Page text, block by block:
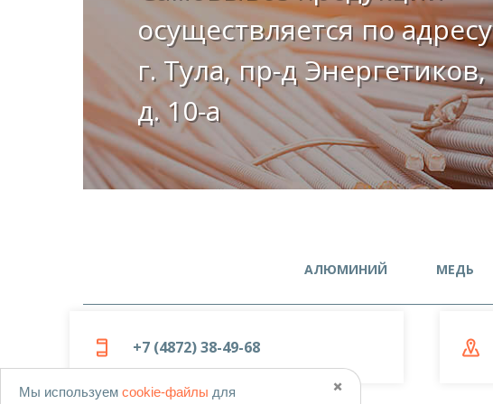
осуществляется по адресу
г. Тула, пр-д Энергетиков,
д. 10-а
+7 (4872) 38-49-68
АЛЮМИНИЙ МЕДЬ
✖️
Мы используем cookie-файлы для